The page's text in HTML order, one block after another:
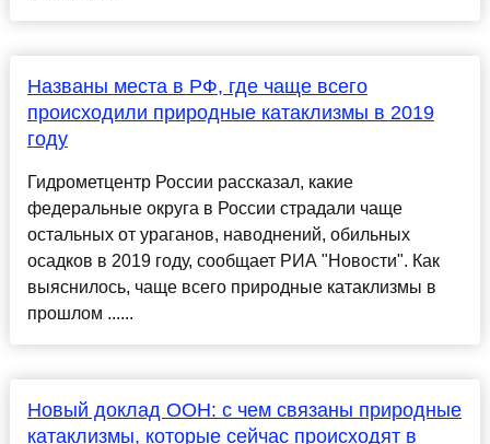
Названы места в РФ, где чаще всего
происходили природные катаклизмы в 2019
году
Гидрометцентр России рассказал, какие
федеральные округа в России страдали чаще
остальных от ураганов, наводнений, обильных
осадков в 2019 году, сообщает РИА "Новости". Как
выяснилось, чаще всего природные катаклизмы в
прошлом ......
Новый доклад ООН: с чем связаны природные
катаклизмы, которые сейчас происходят в